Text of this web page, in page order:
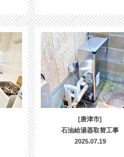
[唐津市]
石油給湯器取替工事
2025.07.19